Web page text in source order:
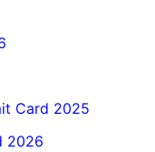
Card 2025
2026